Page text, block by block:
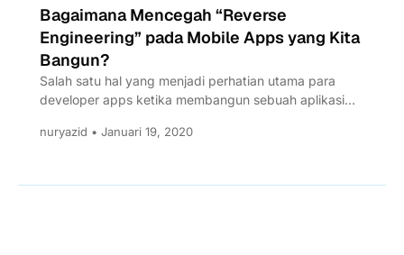
Bagaimana Mencegah “Reverse
Engineering” pada Mobile Apps yang Kita
Bangun?
Salah satu hal yang menjadi perhatian utama para
developer apps ketika membangun sebuah aplikasi
nuryazid • Januari 19, 2020